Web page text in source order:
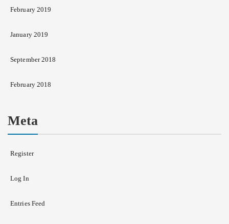
February 2019
January 2019
September 2018
February 2018
Meta
Register
Log In
Entries Feed